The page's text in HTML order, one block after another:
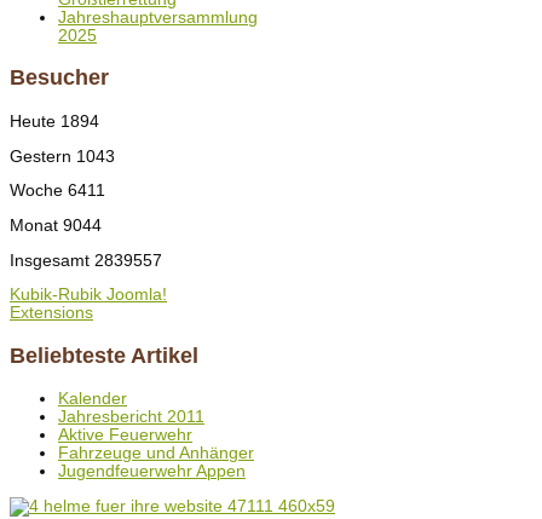
Jahreshauptversammlung
2025
Besucher
Heute 1894
Gestern 1043
Woche 6411
Monat 9044
Insgesamt 2839557
Kubik-Rubik Joomla!
Extensions
Beliebteste Artikel
Kalender
Jahresbericht 2011
Aktive Feuerwehr
Fahrzeuge und Anhänger
Jugendfeuerwehr Appen